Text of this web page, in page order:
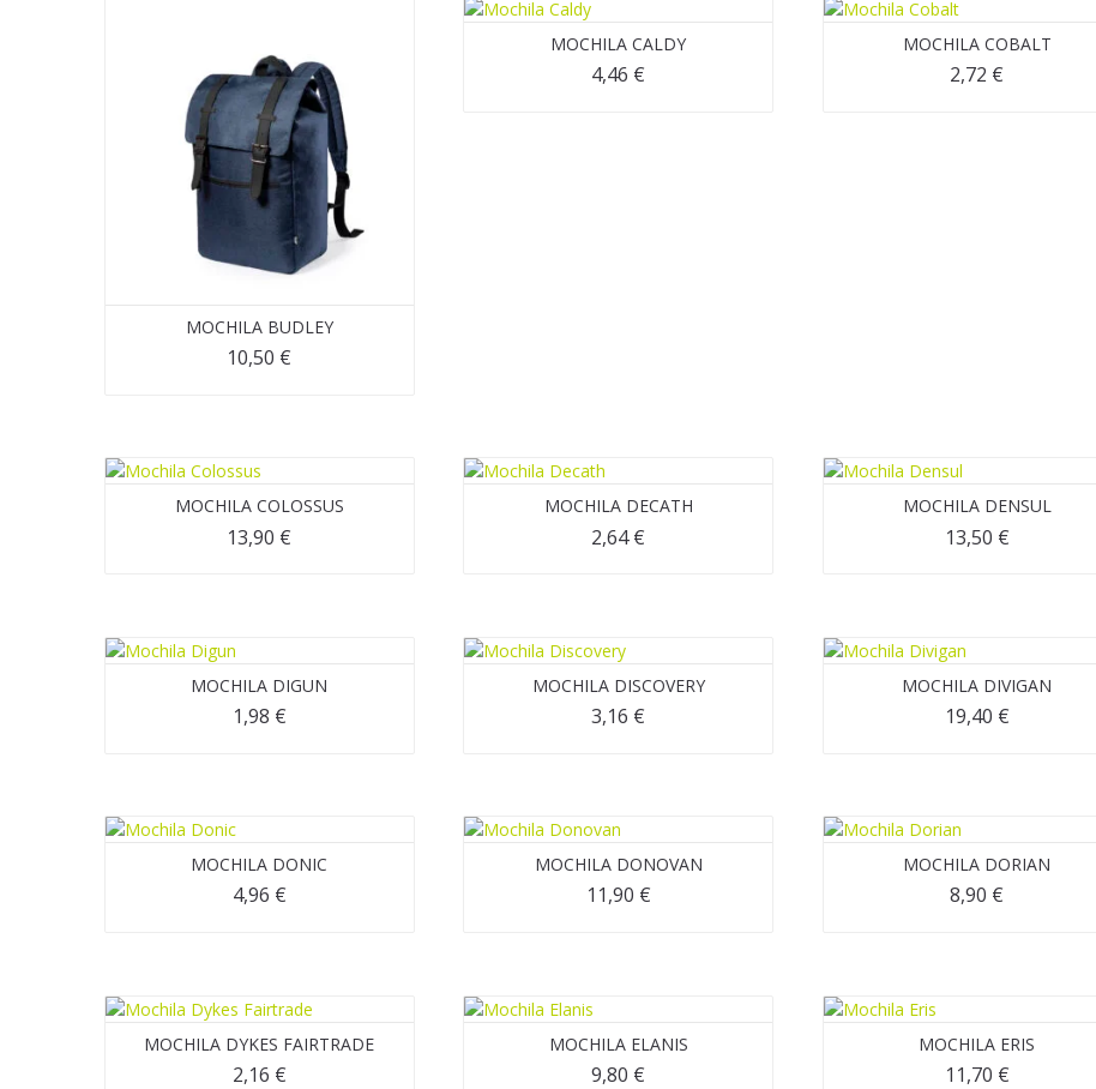
MOCHILA BUDLEY
10,50 €
MOCHILA CALDY
4,46 €
MOCHILA COBALT
2,72 €
MOCHILA COLOSSUS
13,90 €
MOCHILA DECATH
2,64€
MOCHILA DENSUL
13,50 €
MOCHILA DIGUN
1,98 €
MOCHILA DISCOVERY
3,16 €
MOCHILA DIVIGAN
19,40 €
MOCHILA DONIC
4,96 €
MOCHILA DONOVAN
11,90 €
MOCHILA DORIAN
8,90 €
MOCHILA DYKES FAIRTRADE
2,16 €
MOCHILA ELANIS
9,80 €
MOCHILA ERIS
11,70 €